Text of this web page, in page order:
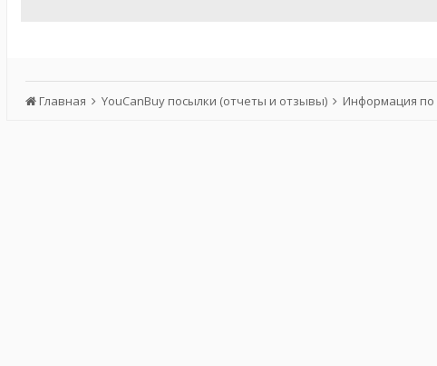
Главная YouCanBuy посылки (отчеты и отзывы) Информация